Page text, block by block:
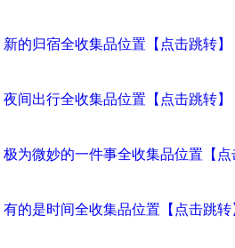
的归宿全收集品位置【点击跳转】
间出行全收集品位置【点击跳转】
为微妙的一件事全收集品位置【点
的是时间全收集品位置【点击跳转